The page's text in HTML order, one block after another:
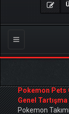
Gezinmeyi
Değiştir
Pokemon Pets
Genel
Pokemon